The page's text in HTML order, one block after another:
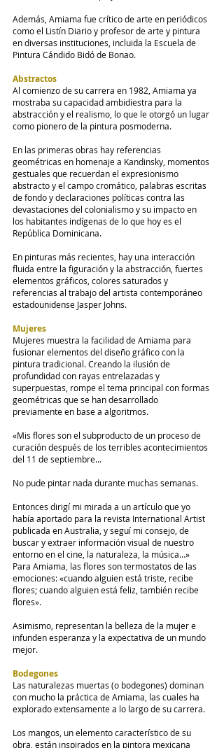
Además, Amiama fue crítico de arte en periódicos
como el Listín Diario y profesor de arte y pintura
en diversas instituciones, incluida la Escuela de
Pintura Cándido Bidó de Bonao.
Abstractos
Al comienzo de su carrera en 1982, Amiama ya
mostraba su capacidad ambidiestra para la
abstracción y el realismo, lo que le otorgó un lugar
como pionero de la pintura posmoderna.
En las primeras obras hay referencias
geométricas en homenaje a Kandinsky, momentos
gestuales que recuerdan el expresionismo
abstracto y el campo cromático, palabras escritas
de fondo y declaraciones políticas contra las
devastaciones del colonialismo y su impacto en
los habitantes indígenas de lo que hoy es el
República Dominicana.
En pinturas más recientes, hay una interacción
fluida entre la figuración y la abstracción, fuertes
elementos gráficos, colores saturados y
referencias al trabajo del artista contemporáneo
estadounidense Jasper Johns.
Mujeres
Mujeres muestra la facilidad de Amiama para
fusionar elementos del diseño gráfico con la
pintura tradicional. Creando la ilusión de
profundidad con rayas entrelazadas y
superpuestas, rompe el tema principal con formas
geométricas que se han desarrollado
previamente en base a algoritmos.
«Mis flores son el subproducto de un proceso de
curación después de los terribles acontecimientos
del 11 de septiembre...
No pude pintar nada durante muchas semanas.
Entonces dirigí mi mirada a un artículo que yo
había aportado para la revista International Artist
publicada en Australia, y seguí mi consejo, de
buscar y extraer información visual de nuestro
entorno en el cine, la naturaleza, la música…»
Para Amiama, las flores son termostatos de las
emociones: «cuando alguien está triste, recibe
flores; cuando alguien está feliz, también recibe
flores».
Asimismo, representan la belleza de la mujer e
infunden esperanza y la expectativa de un mundo
mejor.
Bodegones
Las naturalezas muertas (o bodegones) dominan
con mucho la práctica de Amiama, las cuales ha
explorado extensamente a lo largo de su carrera.
Los mangos, un elemento característico de su
obra, están inspirados en la pintora mexicana